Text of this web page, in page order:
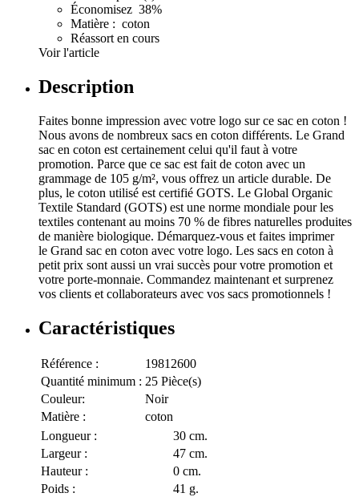
Économisez 38%
Matière : coton
Réassort en cours
Voir l'article
Description
Faites bonne impression avec votre logo sur ce sac en coton !
Nous avons de nombreux sacs en coton différents. Le Grand
sac en coton est certainement celui qu'il faut à votre
promotion. Parce que ce sac est fait de coton avec un
grammage de 105 g/m², vous offrez un article durable. De
plus, le coton utilisé est certifié GOTS. Le Global Organic
Textile Standard (GOTS) est une norme mondiale pour les
textiles contenant au moins 70 % de fibres naturelles produites
de manière biologique. Démarquez-vous et faites imprimer
le Grand sac en coton avec votre logo. Les sacs en coton à
petit prix sont aussi un vrai succès pour votre promotion et
votre porte-monnaie. Commandez maintenant et surprenez
vos clients et collaborateurs avec vos sacs promotionnels !
Caractéristiques
Référence :
19812600
Quantité minimum : 25 Pièce(s)
Couleur:
Noir
Matière :
coton
Longueur :
30 cm.
Largeur :
47 cm.
Hauteur :
0 cm.
Poids :
41 g.